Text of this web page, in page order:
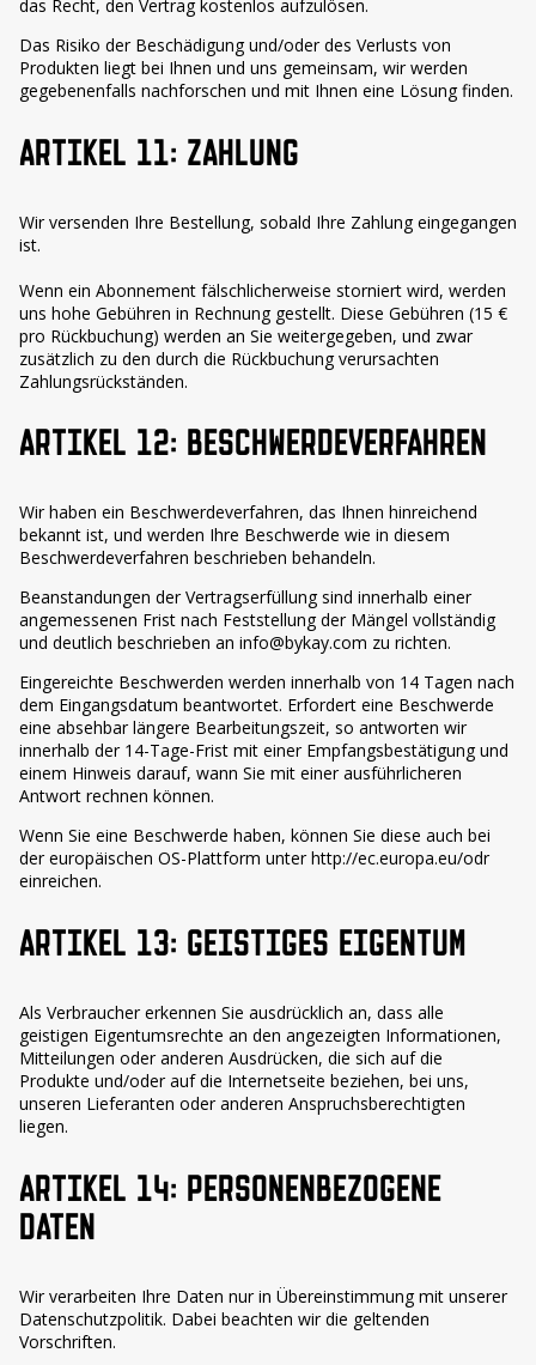
das Recht, den Vertrag kostenlos aufzulösen.
Das Risiko der Beschädigung und/oder des Verlusts von
Produkten liegt bei Ihnen und uns gemeinsam, wir werden
gegebenenfalls nachforschen und mit Ihnen eine Lösung finden.
ARTIKEL 11: ZAHLUNG
Wir versenden Ihre Bestellung, sobald Ihre Zahlung eingegangen
ist.
Wenn ein Abonnement fälschlicherweise storniert wird, werden
uns hohe Gebühren in Rechnung gestellt. Diese Gebühren (15 €
pro Rückbuchung) werden an Sie weitergegeben, und zwar
zusätzlich zu den durch die Rückbuchung verursachten
Zahlungsrückständen.
ARTIKEL 12: BESCHWERDEVERFAHREN
Wir haben ein Beschwerdeverfahren, das Ihnen hinreichend
bekannt ist, und werden Ihre Beschwerde wie in diesem
Beschwerdeverfahren beschrieben behandeln.
Beanstandungen der Vertragserfüllung sind innerhalb einer
angemessenen Frist nach Feststellung der Mängel vollständig
und deutlich beschrieben an info@bykay.com zu richten.
Eingereichte Beschwerden werden innerhalb von 14 Tagen nach
dem Eingangsdatum beantwortet. Erfordert eine Beschwerde
eine absehbar längere Bearbeitungszeit, so antworten wir
innerhalb der 14-Tage-Frist mit einer Empfangsbestätigung und
einem Hinweis darauf, wann Sie mit einer ausführlicheren
Antwort rechnen können.
Wenn Sie eine Beschwerde haben, können Sie diese auch bei
der europäischen OS-Plattform unter http://ec.europa.eu/odr
einreichen.
ARTIKEL 13: GEISTIGES EIGENTUM
Als Verbraucher erkennen Sie ausdrücklich an, dass alle
geistigen Eigentumsrechte an den angezeigten Informationen,
Mitteilungen oder anderen Ausdrücken, die sich auf die
Produkte und/oder auf die Internetseite beziehen, bei uns,
unseren Lieferanten oder anderen Anspruchsberechtigten
liegen.
ARTIKEL 14: PERSONENBEZOGENE
DATEN
Wir verarbeiten Ihre Daten nur in Übereinstimmung mit unserer
Datenschutzpolitik. Dabei beachten wir die geltenden
Vorschriften.